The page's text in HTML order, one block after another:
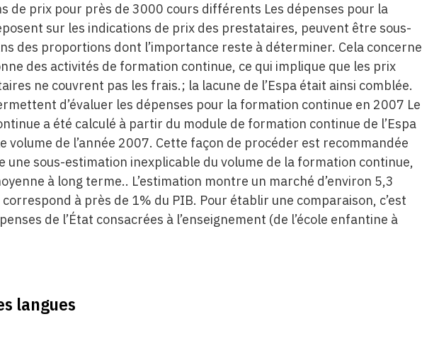
de prix pour près de 3000 cours différents Les dépenses pour la
sur les indications de prix des prestataires, peuvent être sous-
des proportions dont l’importance reste à déterminer. Cela concerne
des activités de formation continue, ce qui implique que les prix
ne couvrent pas les frais.; la lacune de l’Espa était ainsi comblée.
d’évaluer les dépenses pour la formation continue en 2007 Le
a été calculé à partir du module de formation continue de l’Espa
volume de l’année 2007. Cette façon de procéder est recommandée
une sous-estimation inexplicable du volume de la formation continue,
à long terme.. L’estimation montre un marché d’environ 5,3
à près de 1% du PIB. Pour établir une comparaison, c’est
de l’État consacrées à l’enseignement (de l’école enfantine à
langues